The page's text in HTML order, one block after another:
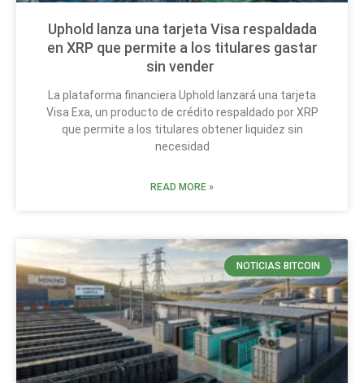
Uphold lanza una tarjeta Visa respaldada
en XRP que permite a los titulares gastar
sin vender
La plataforma financiera Uphold lanzará una tarjeta
Visa Exa, un producto de crédito respaldado por XRP
que permite a los titulares obtener liquidez sin
necesidad
READ MORE »
NOTICIAS BITCOIN